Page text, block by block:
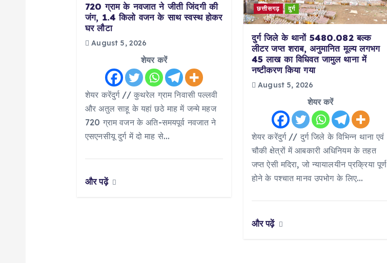
720 ग्राम के नवजात ने जीती जिंदगी की
जंग, 1.4 किलो वजन के साथ स्वस्थ होकर
घर लौटा
August 5, 2026
शेयर करें
शेयर करेंदुर्ग // कुथरेल ग्राम निवासी पल्लवी
और अतुल साहू के यहां छठे माह में जन्मे महज
720 ग्राम वजन के अति-समयपूर्व नवजात ने
एसएनसीयू दुर्ग में दो माह से…
और पढ़ें
छत्तीसगढ़ दुर्ग
दुर्ग जिले के थानों 5480.082 बल्क
लीटर जप्त शराब, अनुमानित मूल्य लगभग
45 लाख का विधिवत जामुल थाना में
नष्टीकरण किया गया
August 5, 2026
शेयर करें
शेयर करेंदुर्ग // दुर्ग जिले के विभिन्न थाना एवं
चौकी क्षेत्रों में आबकारी अधिनियम के तहत
जप्त ऐसी मदिरा, जो न्यायालयीन प्रक्रिया पूर्ण
होने के पश्चात मानव उपभोग के लिए…
और पढ़ें